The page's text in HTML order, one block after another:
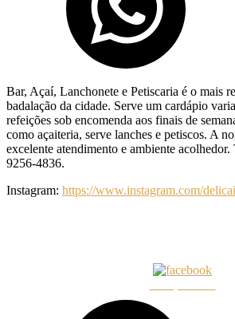
Bar, Açaí, Lanchonete e Petiscaria é o mais
badalação da cidade. Serve um cardápio
refeições sob encomenda aos finais de
como açaiteria, serve lanches e petiscos. A
excelente atendimento e ambiente
9256-4836.
Instagram: https://www.instagram.com/